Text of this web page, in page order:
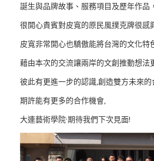
誕生與品牌故事、服務項目及歷年作品，
很開心貴賓對皮寬的原民風撲克牌很感
皮寬非常開心也驕傲能將台灣的文化特
藉由本次的交流讓兩岸的文創推動想法
彼此有更進一步的認識,創造雙方未來的
期許能有更多的合作機會,
大連藝術學院·期待我們下次見面!